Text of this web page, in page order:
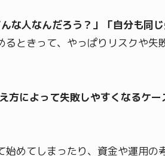
な人なんだろう？」「自分も同
ときって、やっぱりリスクや失
方によって失敗しやすくなるケー
めてしまったり、資金や運用の